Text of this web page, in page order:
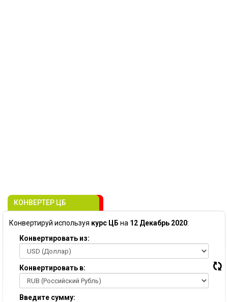
КОНВЕРТЕР ЦБ
Конвертируй используя курс ЦБ на 12 Декабрь 2020:
Конвертировать из:
Конвертировать в:
Введите сумму: